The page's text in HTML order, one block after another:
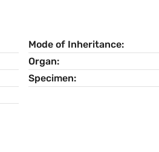
Mode of Inheritance
Organ
Specimen